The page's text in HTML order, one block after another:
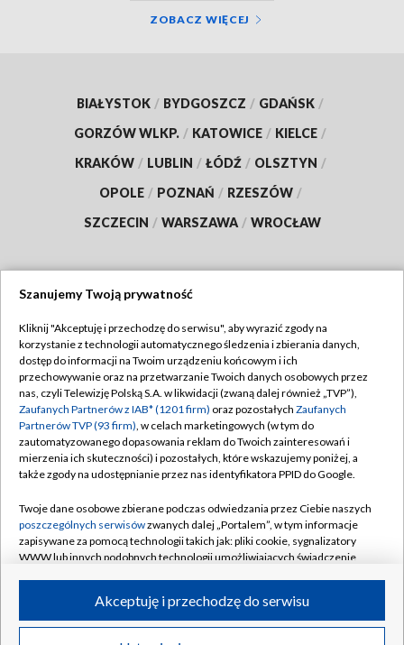
ZOBACZ WIĘCEJ
BIAŁYSTOK / BYDGOSZCZ / GDAŃSK /
GORZÓW WLKP. / KATOWICE / KIELCE /
KRAKÓW / LUBLIN / ŁÓDŹ / OLSZTYN /
OPOLE / POZNAŃ / RZESZÓW /
SZCZECIN / WARSZAWA / WROCŁAW
TVP
Abonament TVP
Emisja w TVP
Centrum informacji TVP
Naziemna Telewizja Cyfrowa
Rada Programowa
System NOS
Informacje o nadawcy
Program dla prasy
Regulamin TVP
Polityka prywatności
Moje zgody
Pomoc
Kontakt
Kanały
©2026 Telewizja Polska S.A. w likwidacji
Szanujemy Twoją prywatność
Kliknij "Akceptuję i przechodzę do serwisu", aby wyrazić zgody na
korzystanie z technologii automatycznego śledzenia i zbierania danych,
dostęp do informacji na Twoim urządzeniu końcowym i ich
przechowywanie oraz na przetwarzanie Twoich danych osobowych przez
nas, czyli Telewizję Polską S.A. w likwidacji (zwaną dalej również „TVP”),
Zaufanych Partnerów z IAB* (1201 firm) oraz pozostałych Zaufanych
Partnerów TVP (93 firm), w celach marketingowych (w tym do
zautomatyzowanego dopasowania reklam do Twoich zainteresowań i
mierzenia ich skuteczności) i pozostałych, które wskazujemy poniżej, a
także zgody na udostępnianie przez nas identyfikatora PPID do Google.
Twoje dane osobowe zbierane podczas odwiedzania przez Ciebie naszych
poszczególnych serwisówzwanych dalej „Portalem”, w tym informacje
zapisywane za pomocą technologii takich jak: pliki cookie, sygnalizatory
WWW lub innych podobnych technologii umożliwiających świadczenie
ruchu w Internecie.
Twoje dane osobowe zbierane podczas odwiedzania przez Ciebie
Akceptuję i przechodzę do serwisu